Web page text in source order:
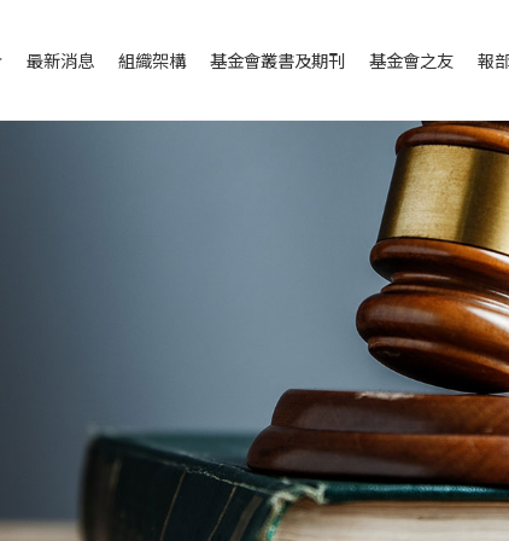
最新消息 組織架構 基金會叢書及期刊 基金會之友 報